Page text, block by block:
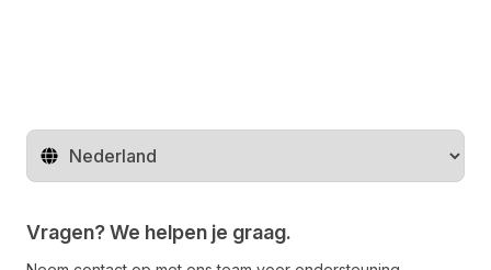
Regio wijzigen
Vragen? We helpen je graag.